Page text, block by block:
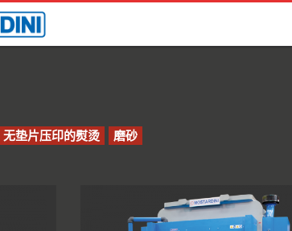
无垫片压印的熨烫 磨砂